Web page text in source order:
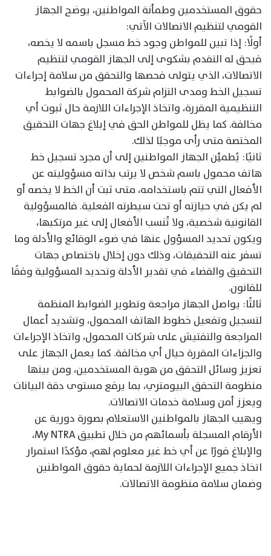
حقوق المستخدمين وطمأنة المواطنين، يوضح الجهاز
القومي لتنظيم الاتصالات الآتي:
أولًا: إذا تبين للمواطن وجود خط مسجل باسمه لا يخصه،
فيحق له التقدم بشكوى إلى الجهاز القومي لتنظيم
الاتصالات، الذي يتولى فحصها والتحقق من سلامة إجراءات
تسجيل الخط ومدى التزام شركة المحمول بالضوابط
التنظيمية المقررة، واتخاذ الإجراءات اللازمة حال ثبوت أي
مخالفة. كما يظل للمواطن الحق في إبلاغ جهات التحقيق
المختصة متى رأى موجبًا لذلك.
ثانيًا: يُطمئِن الجهاز المواطنين إلى أن مجرد تسجيل خط
هاتف محمول باسم شخص لا يرتب بذاته مسؤوليته عن
الأفعال التي تتم باستخدامه، متى ثبت أن الخط لا يخصه أو
لم يكن في حيازته أو تحت سيطرته الفعلية. فالمسؤولية
القانونية شخصية، ولا تُنسب الأفعال إلى غير مرتكبها،
ويكون تحديد المسؤول عنها في ضوء الوقائع والأدلة وما
تسفر عنه التحقيقات، وذلك دون إخلال باختصاص جهات
التحقيق والقضاء في تقدير الأدلة وتحديد المسؤولية وفقًا
للقانون.
ثالثًا: يواصل الجهاز مراجعة وتطوير الضوابط المنظمة
لتسجيل وتفعيل خطوط الهاتف المحمول، وتشديد أعمال
المراجعة والتفتيش على شركات المحمول، واتخاذ الإجراءات
والجزاءات المقررة حيال أي مخالفة. كما يعمل الجهاز على
تعزيز وسائل التحقق من هوية المستخدمين، ومن بينها
منظومة التحقق البيومتري، بما يرفع مستوى دقة البيانات
ويعزز أمن وسلامة خدمات الاتصالات.
ويهيب الجهاز بالمواطنين الاستعلام بصورة دورية عن
الأرقام المسجلة بأسمائهم من خلال تطبيق My NTRA،
والإبلاغ فورًا عن أي خط غير معلوم لهم، مؤكدًا استمرار
اتخاذ جميع الإجراءات اللازمة لحماية حقوق المواطنين
وضمان سلامة منظومة الاتصالات.